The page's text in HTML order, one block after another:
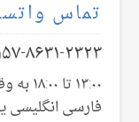
تماس
۰۰۴۹-۱۵۷-
۱۳:۰۰
فارسی انگلیسی